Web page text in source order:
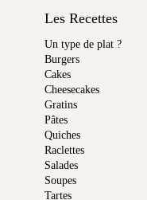
Les Recettes
Un type de plat ?
Burgers
Cakes
Cheesecakes
Gratins
Pâtes
Quiches
Raclettes
Salades
Soupes
Tartes